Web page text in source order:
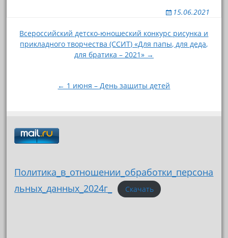
15.06.2021
Навигация
Всероссийский детско-юношеский конкурс рисунка и
прикладного творчества (ССИТ) «Для папы, для деда,
для братика – 2021» →
← 1 июня – День защиты детей
Политика_в_отношении_обработки_персона
льных_данных_2024г_
Скачать